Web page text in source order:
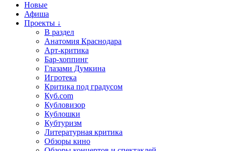
Новые
Афиша
Проекты ↓
В раздел
Анатомия Краснодара
Арт-критика
Бар-хоппинг
Глазами Думкина
Игротека
Критика под градусом
Куб.com
Кубловизор
Кублошки
Кубтуризм
Литературная критика
Обзоры кино